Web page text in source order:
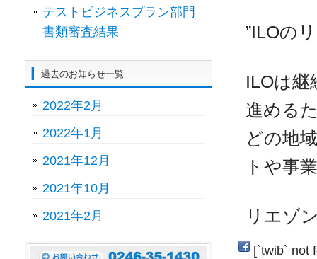
”ILOの
ILOは継
進める
どの地
トや事
リエゾ
[`twib` not
テストビジネスプラン部門
書類審査結果
過去のお知らせ一覧
2022年2月
2022年1月
2021年12月
2021年10月
2021年2月